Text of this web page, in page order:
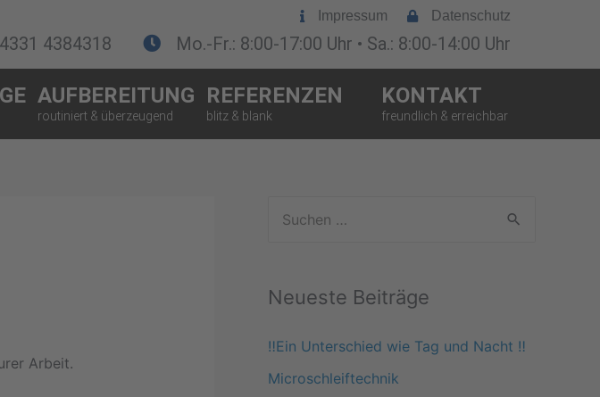
Impressum Datenschutz
4384318 Mo.-Fr.: 8:00-17:00 Uhr • Sa.: 8:00-14:00 Uhr
AUFBEREITUNG REFERENZEN KONTAKT
Arbeit.
h
e
Neueste Beiträge
‼️Ein Unterschied wie Tag und Nacht ‼️
Microschleiftechnik